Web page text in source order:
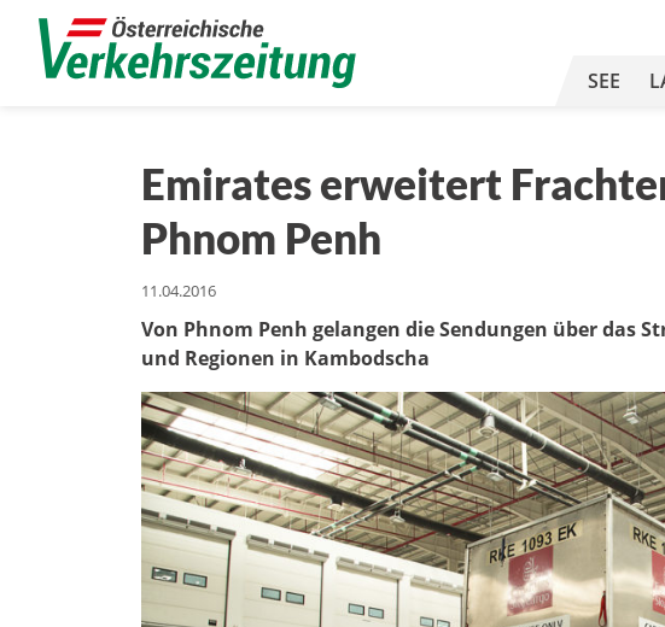
SEE
Emirates erweitert
Phnom Penh
11.04.2016
Von Phnom Penh gelangen die Sendungen über das
und Regionen in Kambodscha